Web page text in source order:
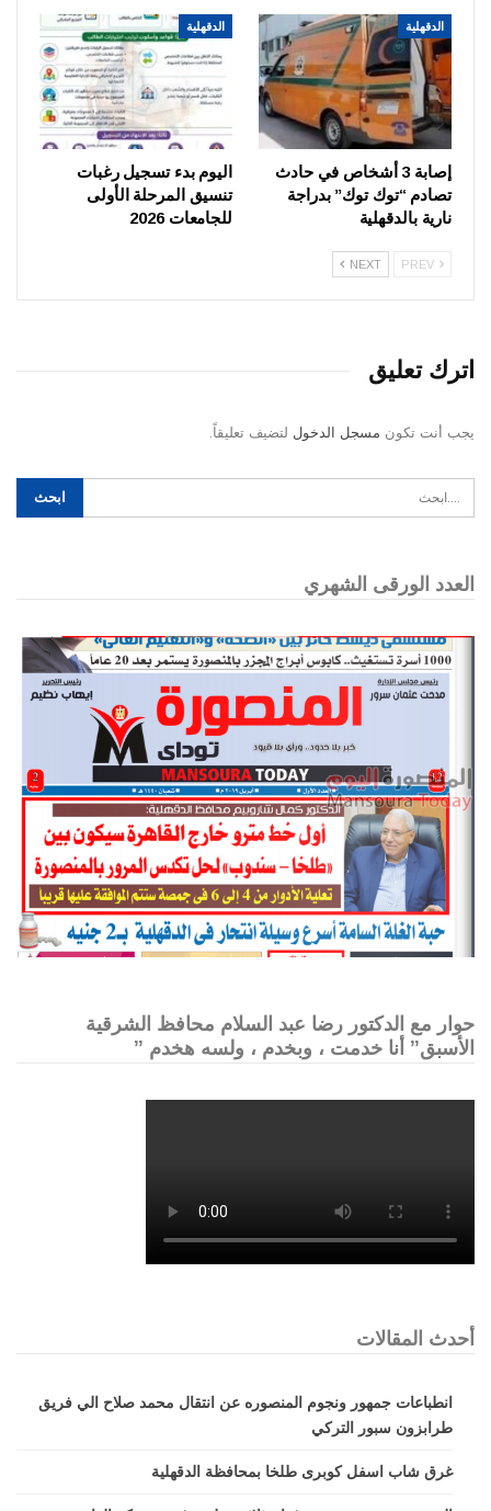
الدقهلية
إصابة 3 أشخاص في حادث
تصادم “توك توك” بدراجة
نارية بالدقهلية
الدقهلية
اليوم بدء تسجيل رغبات
تنسيق المرحلة الأولى
للجامعات 2026
NEXT
اترك تعليق
يجب أنت تكون مسجل الدخول لتضيف تعليقاً.
العدد الورقى الشهري
حوار مع الدكتور رضا عبد السلام محافظ الشرقية
الأسبق” أنا خدمت ، وبخدم ، ولسه هخدم ”
أحدث المقالات
انطباعات جمهور ونجوم المنصوره عن انتقال محمد صلاح الي فريق
طرابزون سبور التركي
غرق شاب اسفل كوبرى طلخا بمحافظة الدقهلية